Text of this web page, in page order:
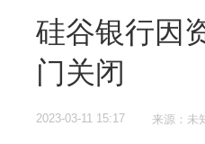
硅谷银行因
门关闭
2023-03-11 15:17 来源：未